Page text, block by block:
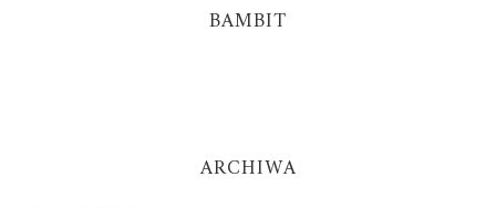
BAMBIT
ARCHIWA